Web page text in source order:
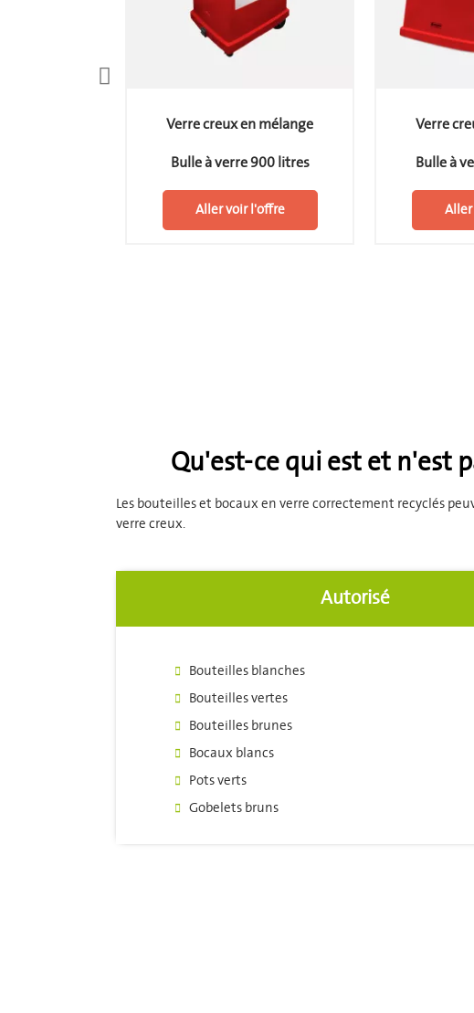
Verre creux en mélange
Bulle à verre 900 litres
Aller voir l'offre
Verre
Bulle à
Qu'est-ce qui est et n'est
Les bouteilles et bocaux en verre correctement recyclés
verre creux.
Autorisé
Bouteilles blanches
Bouteilles vertes
Bouteilles brunes
Bocaux blancs
Pots verts
Gobelets bruns